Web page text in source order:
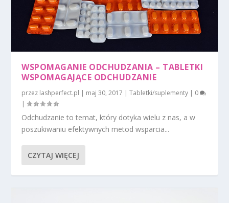
WSPOMAGANIE ODCHUDZANIA – TABLETKI
WSPOMAGAJĄCE ODCHUDZANIE
przez lashperfect.pl | maj 30, 2017 |Tabletki/suplementy | 0
|
Odchudzanie to temat, który dotyka wielu z nas, a w
poszukiwaniu efektywnych metod wsparcia...
CZYTAJ WIĘCEJ